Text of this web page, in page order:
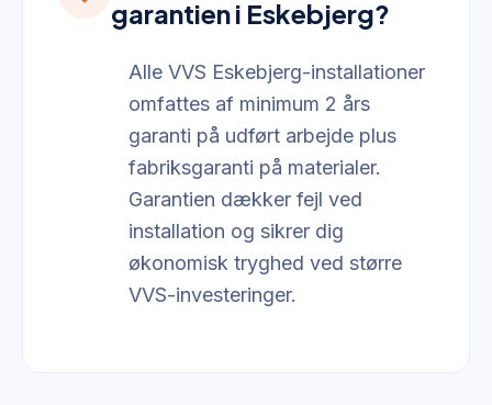
garantien i Eskebjerg?
Alle VVS Eskebjerg-installationer
omfattes af minimum 2 års
garanti på udført arbejde plus
fabriksgaranti på materialer.
Garantien dækker fejl ved
installation og sikrer dig
økonomisk tryghed ved større
VVS-investeringer.